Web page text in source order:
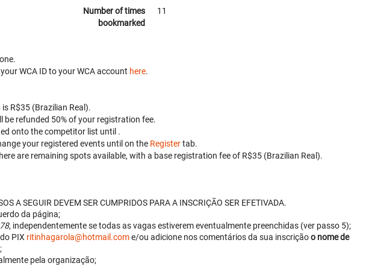
Number of times
bookmarked
11
WCA ID to your WCA account here.
R$35 (Brazilian Real).
be refunded 50% of your registration fee.
onto the competitor list until .
your registered events until on the Registertab.
are remaining spots available, with a base registration fee of R$35 (Brazilian Real).
A SEGUIR DEVEM SER CUMPRIDOS PARA A INSCRIÇÃO SER EFETIVADA.
da página;
, independentemente se todas as vagas estiverem eventualmente preenchidas (ver passo 5);
PIX ritinhagarola@hotmail.come/ou adicione nos comentários da sua inscriçãoo nome de
;
pela organização;